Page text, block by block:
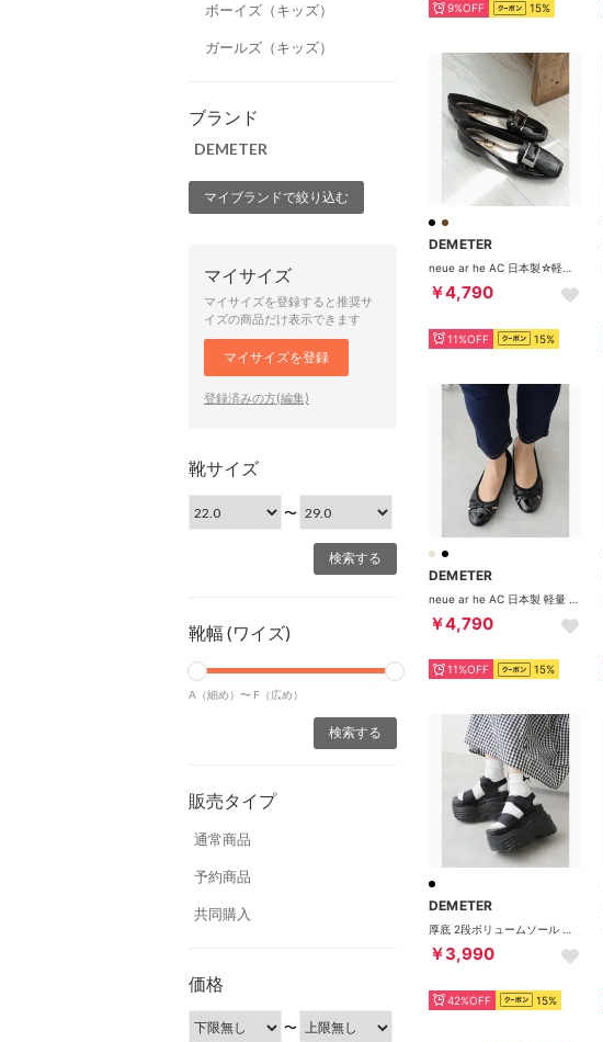
ボーイズ（キッズ）
ガールズ（キッズ）
ブランド
DEMETER
マイブランドで絞り込む
マイサイズ
マイサイズを登録すると推奨サ
イズの商品だけ表示できます
マイサイズを登録
登録済みの方(編集)
靴サイズ
〜
靴幅 (ワイズ)
A（細め）〜 F（広め）
販売タイプ
通常商品
予約商品
共同購入
価格
〜
9%OFF 15%
DEMETER
￥4,790
11%OFF 15%
DEMETER
￥4,790
11%OFF 15%
DEMETER
￥3,990
42%OFF 15%